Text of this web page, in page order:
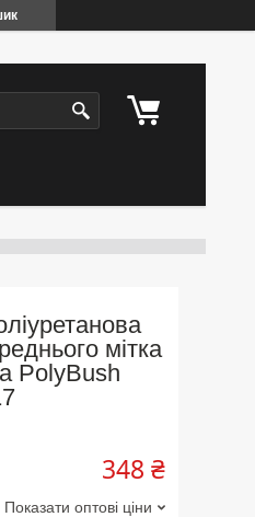
мітка
PolyBush
348 ₴
Показати оптові ціни